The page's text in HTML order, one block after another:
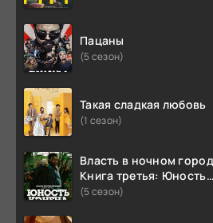
Пацаны
(5 сезон)
Такая сладкая любовь
(1 сезон)
Власть в ночном
Книга третья: Юность
Кэнена
(5 сезон)